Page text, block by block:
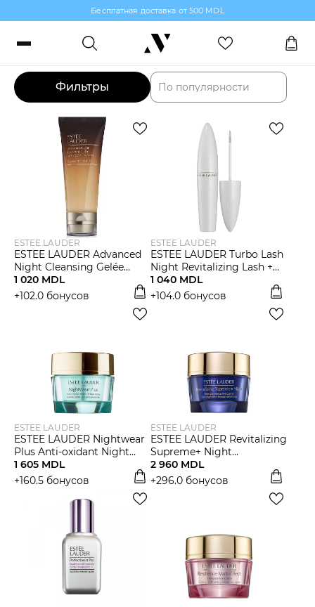
Бесплатная доставка от 500 MDL
Заказы, бонусы и избранное
RU
Парфюмерия
Уход за кожей
Волосы
Подарочные сертификаты
Новости
Найдено товаров: 109
Фильтры По популярности
ESTEE LAUDER
ESTEE LAUDER Advanced
Night Cleansing Gelée
Очищающий гель для
кожи
1 020 MDL
+102.0 бонусов
ESTEE LAUDER
ESTEE LAUDER Turbo Lash
Night Revitalizing Lash +
Brow Serum Сыворотка
для ресниц и бровей
1 040 MDL
+104.0 бонусов
ESTEE LAUDER
ESTEE LAUDER Nightwear
Plus Anti-oxidant Night
Detox Cream Ночной
крем для лица
1 605 MDL
+160.5 бонусов
ESTEE LAUDER
ESTEE LAUDER Revitalizing
Supreme+ Night
Moisturizer Intensive
Restorative Creme Ночной
2 960 MDL
+296.0 бонусов